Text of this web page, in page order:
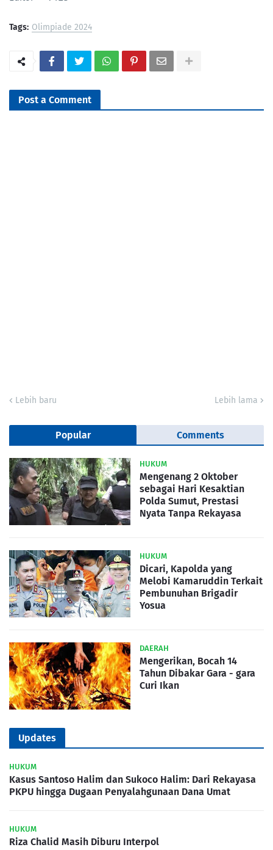
Tags: Olimpiade 2024
Post a Comment
Lebih baru Lebih lama
Popular Comments
HUKUM
Mengenang 2 Oktober
sebagai Hari Kesaktian
Polda Sumut, Prestasi
Nyata Tanpa Rekayasa
HUKUM
Dicari, Kapolda yang
Melobi Kamaruddin Terkait
Pembunuhan Brigadir
Yosua
DAERAH
Mengerikan, Bocah 14
Tahun Dibakar Gara - gara
Curi Ikan
Updates
HUKUM
Kasus Santoso Halim dan Sukoco Halim: Dari Rekayasa
PKPU hingga Dugaan Penyalahgunaan Dana Umat
HUKUM
Riza Chalid Masih Diburu Interpol